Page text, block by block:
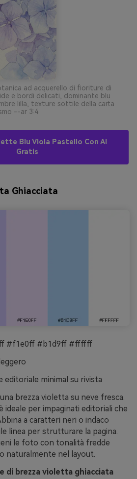
ad acquerello di fioriture di
e bordi delicati, dominante blu
lilla, texture sottile della carta
--ar 3:4
Blu Viola Pastello Con AI
Gratis
Ghiacciata
#f1e0ff #b1d9ff #ffffff
editoriale minimal su rivista
brezza violetta su neve fresca.
ideale per impaginati editoriali che
a caratteri neri o indaco
linea per strutturare la pagina.
le foto con tonalità fredde
naturalmente nel layout.
di brezza violetta ghiacciata